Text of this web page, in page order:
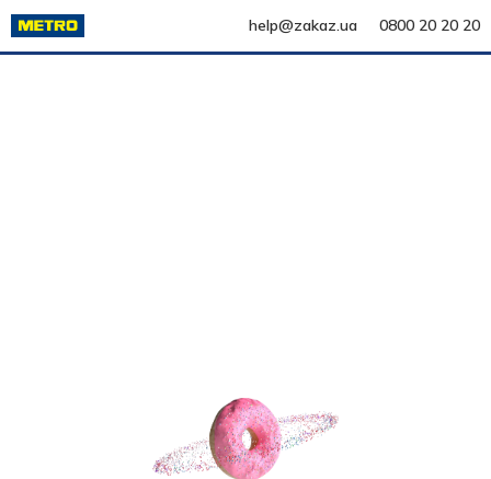
help@zakaz.ua 0800 20 20 20